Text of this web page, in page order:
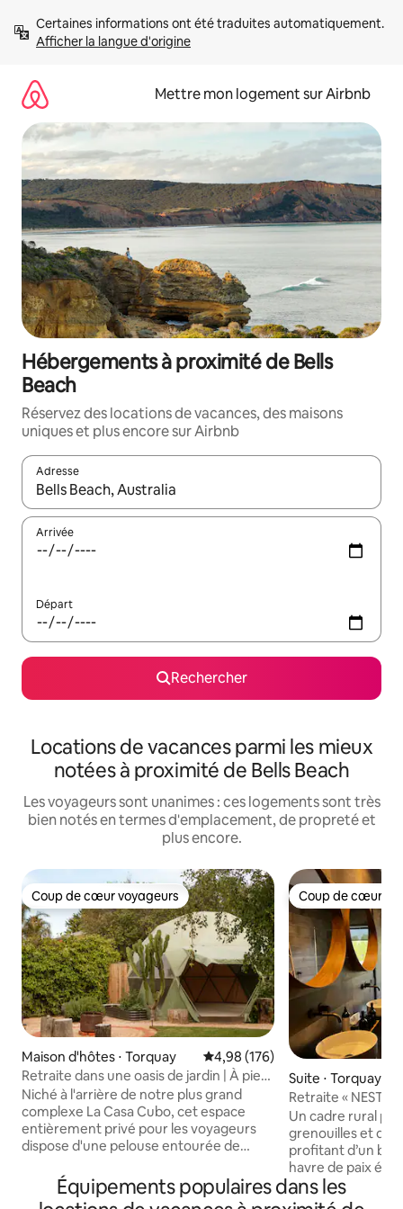
directement
Afficher la langue d'origine
Mettre mon logement sur Airbnb
Hébergements à proximité de Bells
Beach
Réservez des locations de vacances, des maisons
uniques et plus encore sur Airbnb
Adresse
Lorsque les résultats s'affichent, utilisez les flèches vers le
Arrivée
Départ
Rechercher
Locations de vacances parmi les mieux
notées à proximité de Bells Beach
Les voyageurs sont unanimes : ces logements sont très
bien notés en termes d'emplacement, de propreté et
plus encore.
Coup de cœur voyageurs
Coup de cœur voyageurs
Maison d'hôtes ⋅ Torquay Évaluation moyenne sur la
4,98 (176)
Retraite dans une oasis de jardin | À pied
de la plage
Niché à l'arrière de notre plus grand
complexe La Casa Cubo, cet espace
entièrement privé pour les voyageurs
dispose d'une pelouse entourée de
dôme géodésique, d'une douche
extérieure chaude, d'une salle de bain
Coup de cœur
Coup de cœur
Suite ⋅ Torquay
Retraite « NEST »
paisible
Un cadre rural
grenouilles et
profitant d’un
havre de paix
un lit « queen
2,5 km de Whites Beach.
Équipements populaires dans les